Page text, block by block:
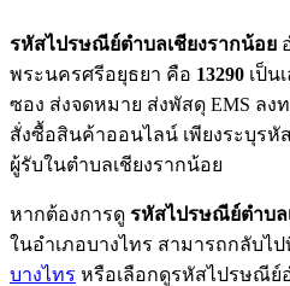
รหัสไปรษณีย์ตำบลเชียงรากน้อย
พระนครศรีอยุธยา คือ 13290 เป็น
ซอง ส่งจดหมาย ส่งพัสดุ EMS ลง
สั่งซื้อสินค้าออนไลน์ เพียงระบุรหั
ผู้รับในตำบลเชียงรากน้อย
หากต้องการดู รหัสไปรษณีย์ตำบล
ในอำเภอบางไทร สามารถกลับไ
บางไทร หรือเลือกดูรหัสไปรษณีย์